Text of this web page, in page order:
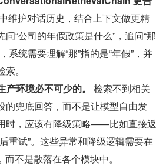
维护对话历史，结合上下文做更精
“公司的年假政策是什么”，追问“那
系统需要理解“那”指的是“年假”，并
。
环境必不可少的。
检索不到相关
的兜底回答，而不是让模型自由发
时，应该有降级策略——比如直接返
重试”。这些异常和降级逻辑需要在
不是散落在各个模块中。